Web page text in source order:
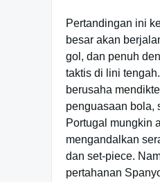
Pertandingan ini
besar akan
gol, dan penuh
taktis di lini
berusaha
penguasaan bola,
Portugal mungkin
mengandalkan
dan set-piece.
pertahanan